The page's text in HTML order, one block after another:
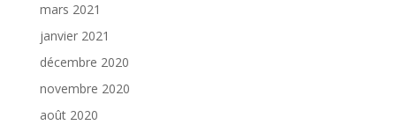
mars 2021
janvier 2021
décembre 2020
novembre 2020
août 2020